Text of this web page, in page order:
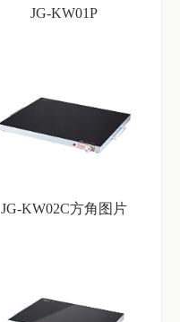
JG-KW01P
JG-KW02C方角图片